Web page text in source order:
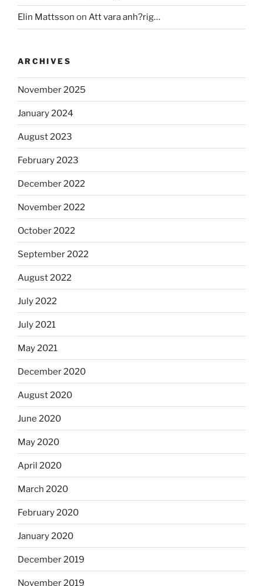
Elin Mattsson on Att vara anh?rig…
ARCHIVES
November 2025
January 2024
August 2023
February 2023
December 2022
November 2022
October 2022
September 2022
August 2022
July 2022
July 2021
May 2021
December 2020
August 2020
June 2020
May 2020
April 2020
March 2020
February 2020
January 2020
December 2019
November 2019